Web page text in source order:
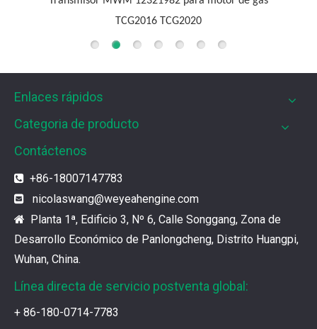
Enlaces rápidos
Categoria de producto
Contáctenos
 +86-18007147783
 nicolaswang@weyeahengine.com
 Planta 1ª, Edificio 3, Nº 6, Calle Songgang, Zona de
Desarrollo Económico de Panlongcheng, Distrito Huangpi,
Wuhan, China.
Línea directa de servicio postventa global:
+ 86-180-0714-7783